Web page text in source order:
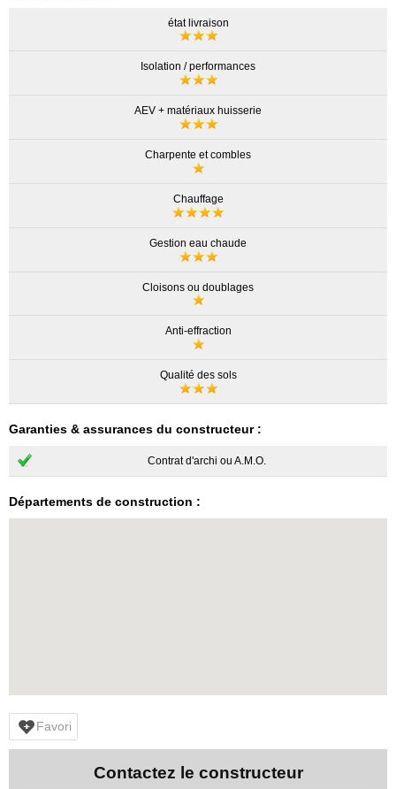
état livraison
Isolation / performances
AEV + matériaux huisserie
Charpente et combles
Chauffage
Gestion eau chaude
Cloisons ou doublages
Anti-effraction
Qualité des sols
Garanties & assurances du constructeur :
Contrat d'archi ou A.M.O.
Départements de construction :
Favori
Contactez le constructeur